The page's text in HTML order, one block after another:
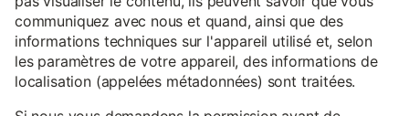
communiquez avec nous et quand, ainsi que des
informations techniques sur l'appareil utilisé et, selon
les paramètres de votre appareil, des informations de
localisation (appelées métadonnées) sont traitées.